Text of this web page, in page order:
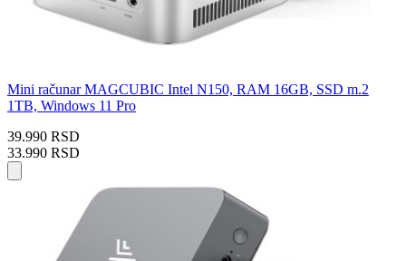
Mini računar MAGCUBIC Intel N150, RAM 16GB, SSD m.2
1TB, Windows 11 Pro
39.990 RSD
33.990 RSD